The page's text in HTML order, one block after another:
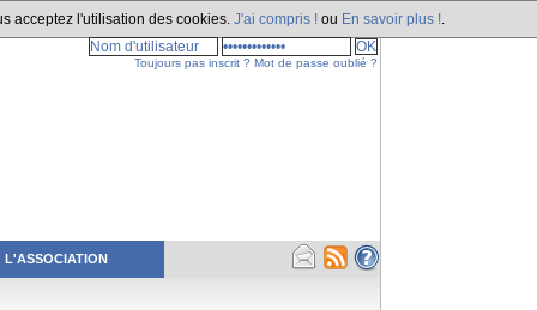
acceptez l'utilisation des cookies. J'ai compris ! ou En savoir plus !
L'ASSOCIATION
Toujours pas inscrit ? Mot de passe oublié ?